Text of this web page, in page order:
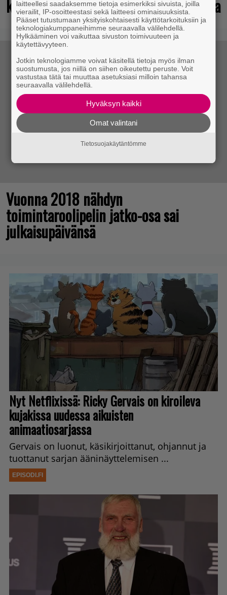
kahden miljoonan pelaajan toivelistalla
Vuonna 2018 nähdyn
toimintaroolipelin jatko-osa sai
julkaisupäivänsä
laitteellesi saadaksemme tietoja esimerkiksi sivuista, joilla
vierailit, IP-osoitteestasi sekä laitteesi ominaisuuksista.
Pääset tutustumaan yksityiskohtaisesti käyttötarkoituksiin ja
teknologiakumppaneihimme seuraavalla välilehdellä.
Hylkääminen voi vaikuttaa sivuston toimivuuteen ja
käytettävyyteen.
Jotkin teknologiamme voivat käsitellä tietoja myös ilman
suostumusta, jos niillä on siihen oikeutettu peruste. Voit
vastustaa tätä tai muuttaa asetuksiasi milloin tahansa
seuraavalla välilehdellä.
Hyväksyn kaikki
Omat valintani
Tietosuojakäytäntömme